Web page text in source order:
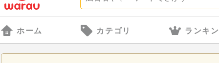
ホーム カテゴリ ランキ